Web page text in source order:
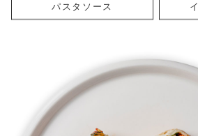
パスタソース